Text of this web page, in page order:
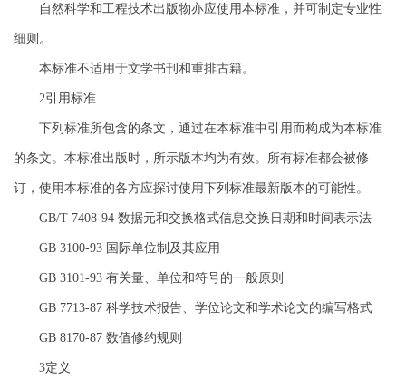
自然科学和工程技术出版物亦应使用本标准，并可制定专业性
细则。
本标准不适用于文学书刊和重排古籍。
2引用标准
下列标准所包含的条文，通过在本标准中引用而构成为本标准
的条文。本标准出版时，所示版本均为有效。所有标准都会被修
订，使用本标准的各方应探讨使用下列标准最新版本的可能性。
GB/T 7408-94 数据元和交换格式信息交换日期和时间表示法
GB 3100-93 国际单位制及其应用
GB 3101-93 有关量、单位和符号的一般原则
GB 7713-87 科学技术报告、学位论文和学术论文的编写格式
GB 8170-87 数值修约规则
3定义